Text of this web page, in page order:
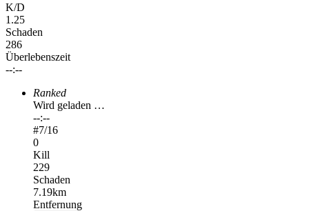
K/D
1.25
Schaden
286
Überlebenszeit
--:--
Ranked
Wird geladen …
--:--
#7/16
0
Kill
229
Schaden
7.19km
Entfernung